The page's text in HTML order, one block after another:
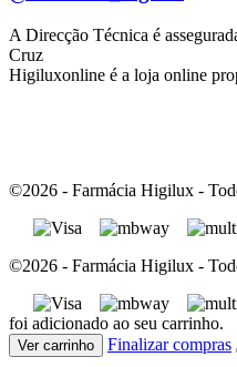
A Direcção Técnica é
Cruz
Higiluxonline é a loja online
©2026 - Farmácia Higilux -
©2026 - Farmácia Higilux -
foi adicionado ao seu carrinho.
Ver carrinho Finalizar compras